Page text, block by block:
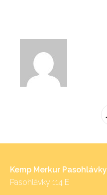
Kemp Merkur Pasohlávky
Pasohlávky 114 E